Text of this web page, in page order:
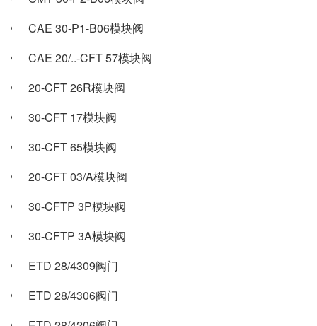
CAE 30-P1-B06模块阀
CAE 20/..-CFT 57模块阀
20-CFT 26R模块阀
30-CFT 17模块阀
30-CFT 65模块阀
20-CFT 03/A模块阀
30-CFTP 3P模块阀
30-CFTP 3A模块阀
ETD 28/4309阀门
ETD 28/4306阀门